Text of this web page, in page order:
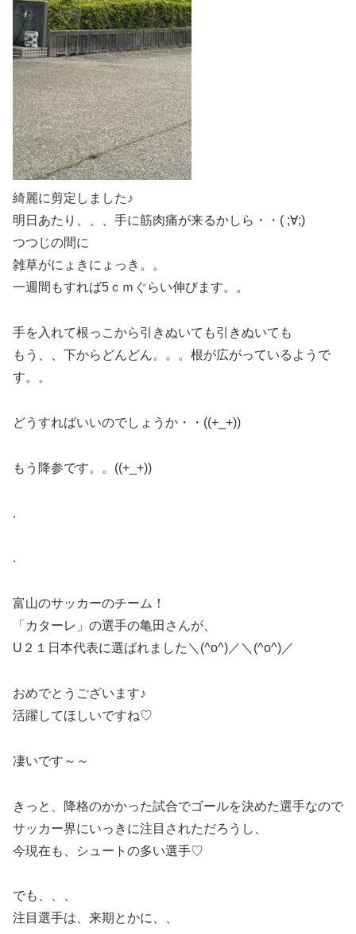
綺麗に剪定しました♪
明日あたり、、、手に筋肉痛が来るかしら・・( ;∀;)
つつじの間に
雑草がにょきにょっき。。
一週間もすれば5ｃｍぐらい伸びます。。
手を入れて根っこから引きぬいても引きぬいても
もう、、下からどんどん。。。根が広がっているようで
す。。
どうすればいいのでしょうか・・((+_+))
もう降参です。。((+_+))
.
.
富山のサッカーのチーム！
「カターレ」の選手の亀田さんが、
U２１日本代表に選ばれました＼(^o^)／＼(^o^)／
おめでとうございます♪
活躍してほしいですね♡
凄いです～～
きっと、降格のかかった試合でゴールを決めた選手なので
サッカー界にいっきに注目されただろうし、
今現在も、シュートの多い選手♡
でも、、、
注目選手は、来期とかに、、